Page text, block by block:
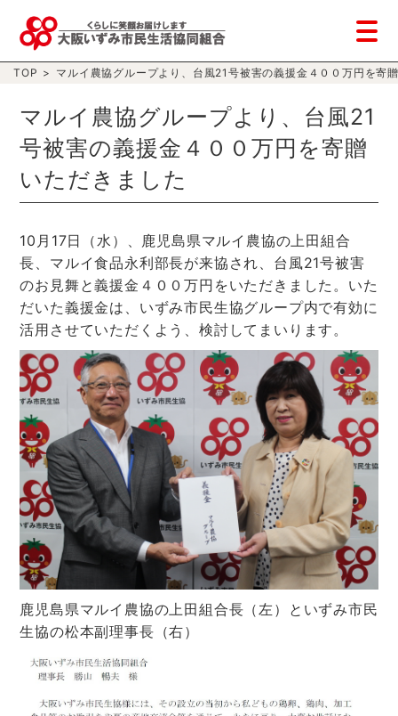
TOP > マルイ農協グループより、台風21号被害の義援金４００万円を寄
マルイ農協グループより、台風21
号被害の義援金４００万円を寄贈
いただきました
10月17日（水）、鹿児島県マルイ農協の上田組合
長、マルイ食品永利部長が来協され、台風21号被害
のお見舞と義援金４００万円をいただきました。いた
だいた義援金は、いずみ市民生協グループ内で有効に
活用させていただくよう、検討してまいります。
鹿児島県マルイ農協の上田組合長（左）といずみ市民
生協の松本副理事長（右）